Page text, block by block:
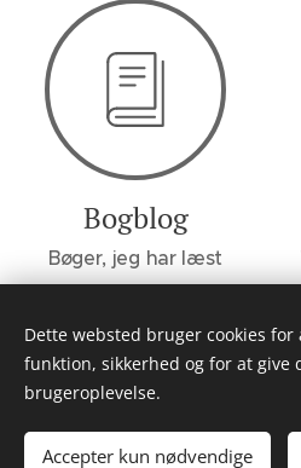
Bogblog
Bøger, jeg har læst
Støt mig på
Dette websted bruger cookies
funktion, sikkerhed og for at give
brugeroplevelse.
Accepter kun nødvendige